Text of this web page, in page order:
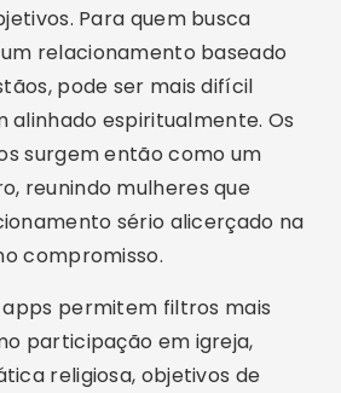
Para quem busca
relacionamento baseado
pode ser mais difícil
espiritualmente. Os
surgem então como um
reunindo mulheres que
sério alicerçado na
compromisso.
apps permitem filtros mais
participação em igreja,
religiosa, objetivos de